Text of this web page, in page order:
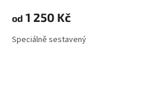
od 1 250 Kč
Speciálně sestavený